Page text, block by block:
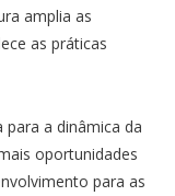
amplia as
as práticas
a dinâmica da
oportunidades
para as